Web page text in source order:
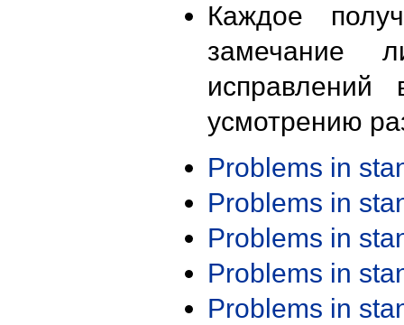
Каждое
замечание
исправлений
усмотрению
Problems in
Problems in
Problems in
Problems in
Problems in